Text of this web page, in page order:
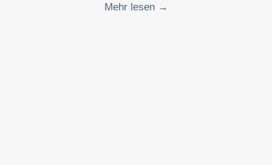
Mehr lesen →